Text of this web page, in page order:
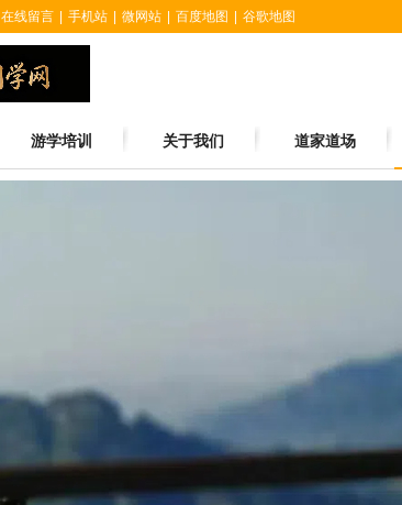
在线留言 手机站 微网站 百度地图 谷歌地图
游学培训 关于我们 道家道场